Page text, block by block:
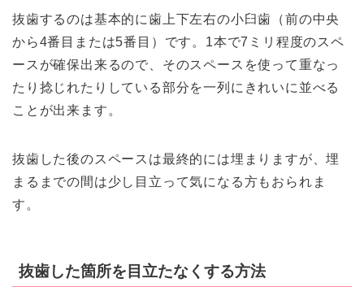
抜歯するのは基本的に歯上下左右の小臼歯（前の中央
から4番目または5番目）です。1本で7ミリ程度のスペ
ースが確保出来るので、そのスペースを使って重なっ
たり捻じれたりしている部分を一列にきれいに並べる
ことが出来ます。
抜歯した後のスペースは最終的には埋まりますが、埋
まるまでの間は少し目立って気になる方もおられま
す。
抜歯した箇所を目立たなくする方法